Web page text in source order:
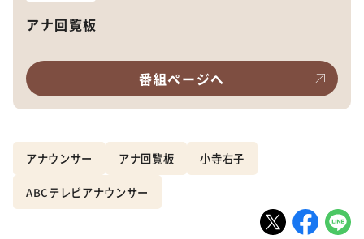
アナ回覧板
番組ページへ
アナウンサー アナ回覧板 小寺右子
ABCテレビアナウンサー